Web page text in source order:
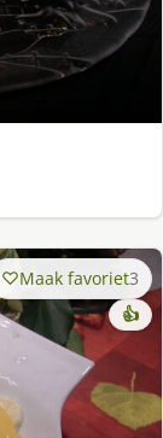
Maak favoriet3
👍